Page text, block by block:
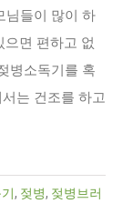
님들이 많이 하
면 편하고 없
병소독기를 혹
는 건조를 하고
, 젖병, 젖병브러